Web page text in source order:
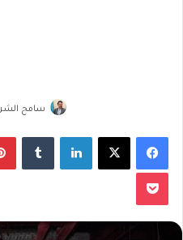
سامح
فيسبوك لينكدإن